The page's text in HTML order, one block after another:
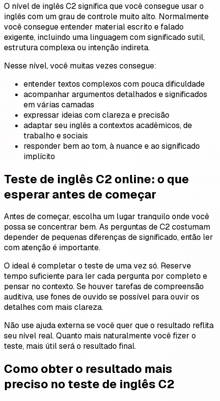
O nível de inglês C2 significa que você consegue usar o
inglês com um grau de controle muito alto. Normalmente
você consegue entender material escrito e falado
exigente, incluindo uma linguagem com significado sutil,
estrutura complexa ou intenção indireta.
Nesse nível, você muitas vezes consegue:
entender textos complexos com pouca dificuldade
acompanhar argumentos detalhados e significados
em várias camadas
expressar ideias com clareza e precisão
adaptar seu inglês a contextos acadêmicos, de
trabalho e sociais
responder bem ao tom, à nuance e ao significado
implícito
Teste de inglês C2 online: o que
esperar antes de começar
Antes de começar, escolha um lugar tranquilo onde você
possa se concentrar bem. As perguntas de C2 costumam
depender de pequenas diferenças de significado, então ler
com atenção é importante.
O ideal é completar o teste de uma vez só. Reserve
tempo suficiente para ler cada pergunta por completo e
pensar no contexto. Se houver tarefas de compreensão
auditiva, use fones de ouvido se possível para ouvir os
detalhes com mais clareza.
Não use ajuda externa se você quer que o resultado reflita
seu nível real. Quanto mais naturalmente você fizer o
teste, mais útil será o resultado final.
Como obter o resultado mais
preciso no teste de inglês C2